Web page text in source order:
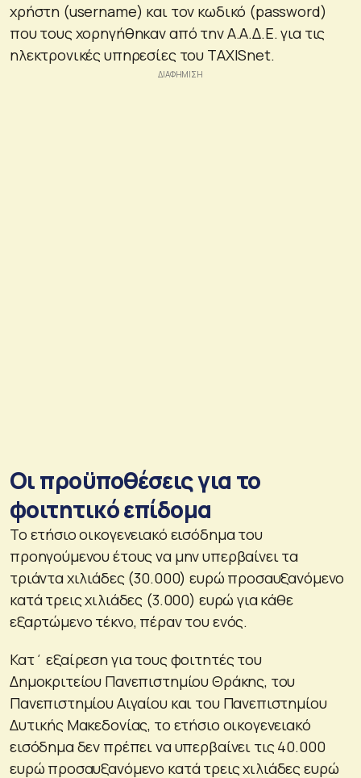
χρήστη (username) και τον κωδικό (password)
που τους χορηγήθηκαν από την Α.Α.Δ.Ε. για τις
ηλεκτρονικές υπηρεσίες του TAXISnet.
Οι προϋποθέσεις για το
φοιτητικό επίδομα
Το ετήσιο οικογενειακό εισόδημα του
προηγούμενου έτους να μην υπερβαίνει τα
τριάντα χιλιάδες (30.000) ευρώ προσαυξανόμενο
κατά τρεις χιλιάδες (3.000) ευρώ για κάθε
εξαρτώμενο τέκνο, πέραν του ενός.
Κατ΄ εξαίρεση για τους φοιτητές του
Δημοκριτείου Πανεπιστημίου Θράκης, του
Πανεπιστημίου Αιγαίου και του Πανεπιστημίου
Δυτικής Μακεδονίας, το ετήσιο οικογενειακό
εισόδημα δεν πρέπει να υπερβαίνει τις 40.000
ευρώ προσαυξανόμενο κατά τρεις χιλιάδες ευρώ